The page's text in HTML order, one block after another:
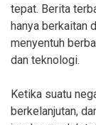
tepat. Berita
hanya berkaitan
menyentuh
dan teknologi.
Ketika suatu
berkelanjutan,